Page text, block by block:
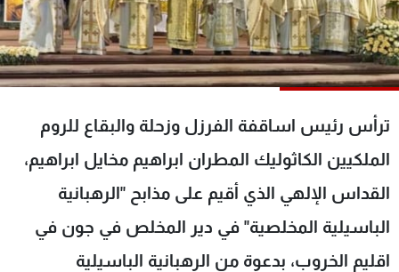
ترأس رئيس اساقفة الفرزل وزحلة والبقاع للروم
الملكيين الكاثوليك المطران ابراهيم مخايل ابراهيم،
القداس الإلهي الذي أقيم على مذابح "الرهبانية
الباسيلية المخلصية" في دير المخلص في جون في
اقليم الخروب، بدعوة من الرهبانية الباسيلية
البرامج
جدول البرامج
شاهد البرامج
عن MTV
الإنـتـاج
لاعلاناتكم
وظائف
تواصل معنا
شروط الإسـتخدام
سياسة الخصوصية